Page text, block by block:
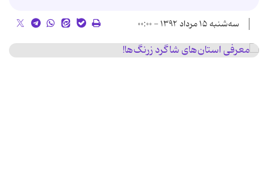
سه‌شنبه ۱۵ مرداد ۱۳۹۲ - ۰۰:۰۰